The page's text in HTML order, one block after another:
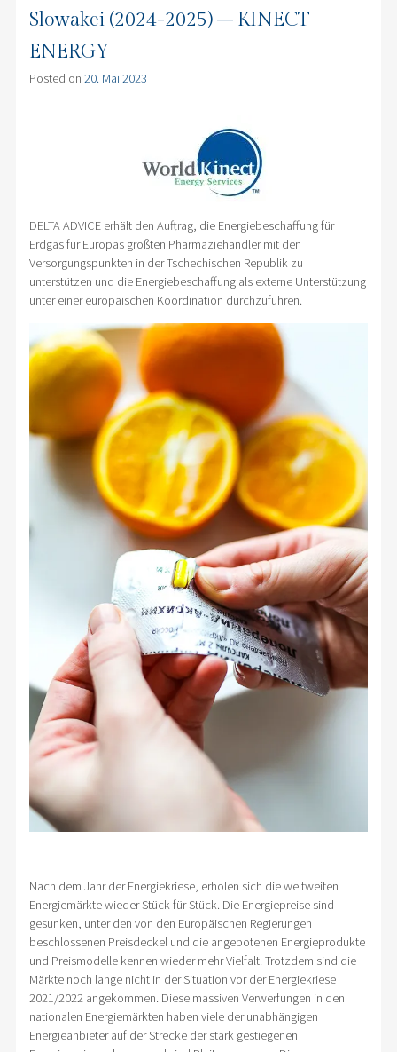
Slowakei (2024-2025) – KINECT
ENERGY
Posted on 20. Mai 2023
DELTA ADVICE erhält den Auftrag, die Energiebeschaffung für
Erdgas für Europas größten Pharmaziehändler mit den
Versorgungspunkten in der Tschechischen Republik zu
unterstützen und die Energiebeschaffung als externe Unterstützung
unter einer europäischen Koordination durchzuführen.
Nach dem Jahr der Energiekriese, erholen sich die weltweiten
Energiemärkte wieder Stück für Stück. Die Energiepreise sind
gesunken, unter den von den Europäischen Regierungen
beschlossenen Preisdeckel und die angebotenen Energieprodukte
und Preismodelle kennen wieder mehr Vielfalt. Trotzdem sind die
Märkte noch lange nicht in der Situation vor der Energiekriese
2021/2022 angekommen. Diese massiven Verwerfungen in den
nationalen Energiemärkten haben viele der unabhängigen
Energieanbieter auf der Strecke der stark gestiegenen